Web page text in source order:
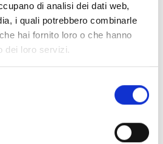
di analisi dei dati web,
i quali potrebbero combinarle
hai fornito loro o che hanno
dei loro servizi.